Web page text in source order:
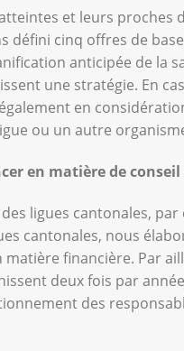
et leurs proches
défini cinq offres de
anticipée de la
une stratégie. En
en
ou un autre
en matière de
ligues cantonales,
cantonales, nous
financière. Par
deux fois par
des